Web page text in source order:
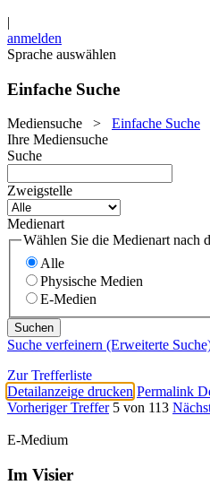
|
anmelden
Sprache auswählen
Einfache Suche
Mediensuche > Einfache Suche
Ihre Mediensuche
Suche
Zweigstelle
Medienart
Wählen Sie die Medienart nach
Alle
Physische Medien
E-Medien
Suche verfeinern (Erweiterte
Zur Trefferliste
Detailanzeige drucken Permalink
Vorheriger Treffer 5 von 113
E-Medium
Im Visier